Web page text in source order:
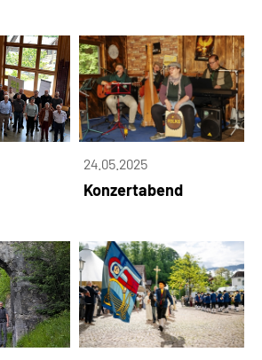
24.05.2025
Konzertabend